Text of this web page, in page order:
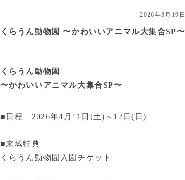
2026年3月19日
くらうん動物園 〜かわいいアニマル大集合SP〜
くらうん動物園
〜かわいいアニマル大集合SP〜
■日程 2026年4月11日(土)～12日(日)
■来城特典
くらうん動物園入園チケット